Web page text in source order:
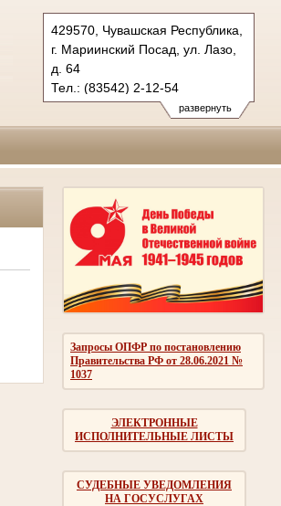
развернуть
429570, Чувашская Республика,
г. Мариинский Посад, ул. Лазо,
д. 64
Тел.: (83542) 2-12-54
mariinsko-posadsky.chv@sudrf.ru
Запросы ОПФР по постановлению
Правительства РФ от 28.06.2021 №
1037
ЭЛЕКТРОННЫЕ
ИСПОЛНИТЕЛЬНЫЕ ЛИСТЫ
СУДЕБНЫЕ УВЕДОМЛЕНИЯ
НА ГОСУСЛУГАХ